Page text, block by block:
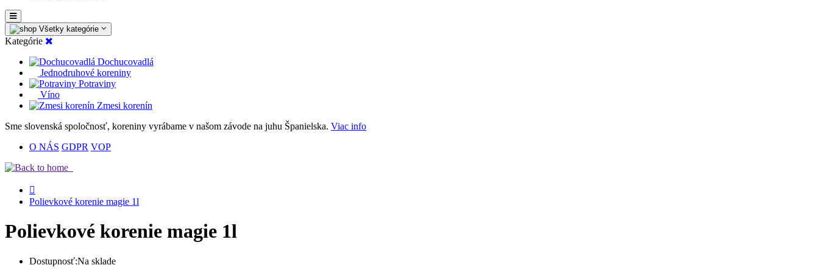
Všetky kategórie
Kategórie
Dochucovadlá
Jednodruhové koreniny
Potraviny
Víno
Zmesi korenín
Sme slovenská spoločnosť, koreniny vyrábame v našom závode na juhu Španielska. Viac info
O NÁS GDPR VOP
Polievkové korenie magie 1l
Polievkové korenie magie 1l
Dostupnosť:Na sklade